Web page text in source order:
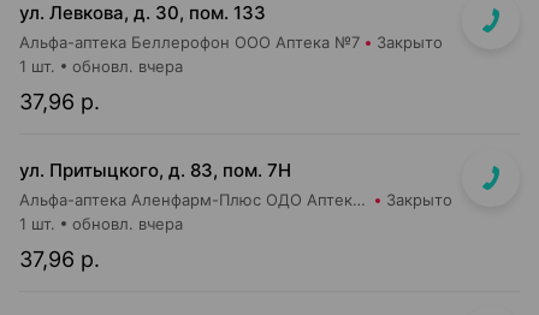
ул. Левкова, д. 30, пом. 133
Альфа-аптека Беллерофон ООО Аптека №7 Закрыто
37,96 р.
1 шт. обновл. вчера
ул. Притыцкого, д. 83, пом. 7Н
Альфа-аптека Аленфарм-Плюс ОДО Аптека №14 Закрыто
37,96 р.
1 шт. обновл. вчера